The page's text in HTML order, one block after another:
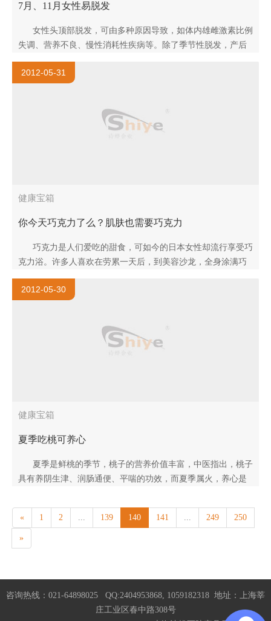
7月、11月女性易脱发
女性头顶部脱发，可由多种原因导致，如体内雄雌激素比例
失调、营养不良、慢性消耗性疾病等。除了季节性脱发，产后
脱发也比较多，但一般不用管，3-5个月或9个月..
2012-05-31
健康宝箱
你今天巧克力了么？肌肤也需要巧克力
巧克力是人们爱吃的甜食，可如今的日本女性却流行享受巧
克力浴。许多人喜欢在劳累一天后，到美容沙龙，全身涂满巧
克力，沉睡在那种甜蜜的芳香中。 ..
2012-05-30
健康宝箱
夏季吃桃可养心
夏季是鲜桃的季节，桃子的营养价值丰富，中医指出，桃子
具有养阴生津、润肠通便、平喘的功效，而夏季属火，养心是
« 1 2 ... 139 140 141 ... 249 250
»
咨询热线：021-64898025 QQ:2404953868, 1059182318 地址：上海莘
庄工业区春中路308号